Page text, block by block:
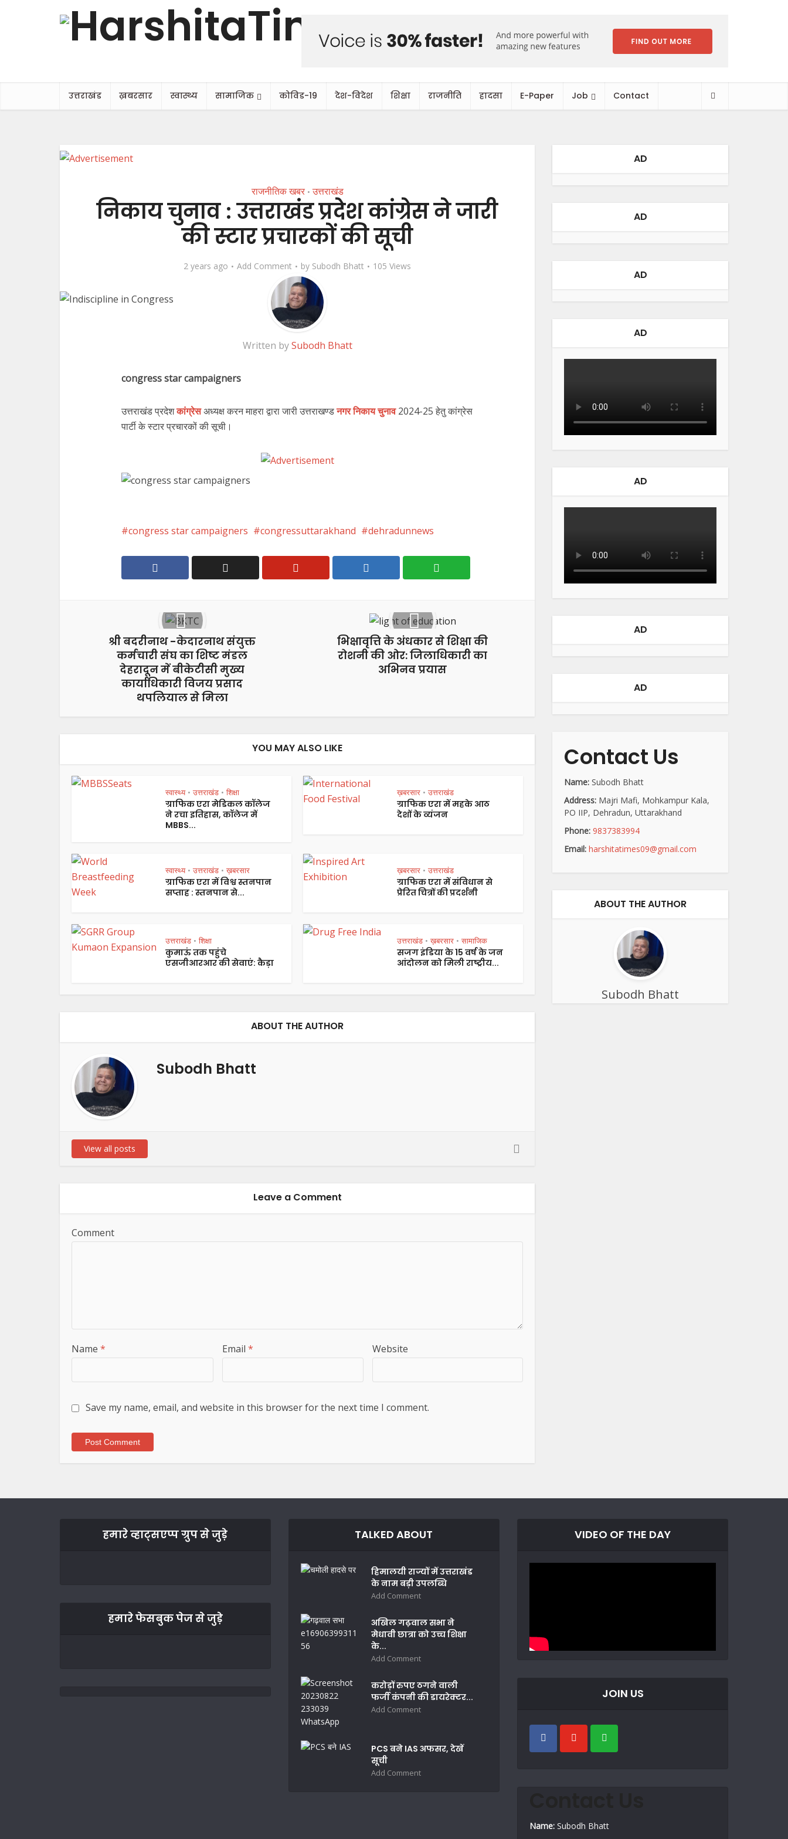
उत्तराखंड ख़बरसार स्वास्थ्य सामाजिक कोविड-19 देश-विदेश शिक्षा राजनीति हादसा E-Paper Job Contact
राजनीतिक खबर • उत्तराखंड
निकाय चुनाव : उत्तराखंड प्रदेश कांग्रेस ने जारी
की स्टार प्रचारकों की सूची
2 years ago Add Comment by Subodh Bhatt 105 Views
Written bySubodh Bhatt
congress star campaigners
उत्तराखंड प्रदेशकांग्रेसअध्यक्ष करन माहरा द्वारा जारी उत्तराखण्डनगर निकाय चुनाव2024-25 हेतु कांग्रेस
पार्टी के स्टार प्रचारकों की सूची।
congress star campaigners congressuttarakhand dehradunnews
श्री बदरीनाथ -केदारनाथ संयुक्त
कर्मचारी संघ का शिष्ट मंडल
देहरादून में बीकेटीसी मुख्य
कार्याधिकारी विजय प्रसाद
थपलियाल से मिला
भिक्षावृत्ति के अंधकार से शिक्षा की
रोशनी की ओर: जिलाधिकारी का
अभिनव प्रयास
YOU MAY ALSO LIKE
स्वास्थ्य • उत्तराखंड • शिक्षा
ग्राफिक एरा मेडिकल कॉलेज
ने रचा इतिहास, कॉलेज में
MBBS...
ख़बरसार • उत्तराखंड
ग्राफिक एरा में महके आठ
देशों के व्यंजन
स्वास्थ्य • उत्तराखंड • ख़बरसार
ग्राफिक एरा में विश्व स्तनपान
सप्ताह : स्तनपान से...
ख़बरसार • उत्तराखंड
ग्राफिक एरा में संविधान से
प्रेरित चित्रों की प्रदर्शनी
उत्तराखंड • शिक्षा
कुमाऊं तक पहुंचे
एसजीआरआर की सेवाएं: कैड़ा
उत्तराखंड • ख़बरसार • सामाजिक
सजग इंडिया के 15 वर्ष के जन
आंदोलन को मिली राष्ट्रीय...
ABOUT THE AUTHOR
Subodh Bhatt
View all posts
Leave a Comment
Comment
Name * Email * Website
Save my name, email, and website in this browser for the next time I comment.
AD
AD
AD
AD
AD
AD
AD
Contact Us
Name: Subodh Bhatt
Address: Majri Mafi, Mohkampur Kala,
PO IIP, Dehradun, Uttarakhand
Phone: 9837383994
Email: harshitatimes09@gmail.com
ABOUT THE AUTHOR
Subodh Bhatt
हमारे व्हाट्सएप्प ग्रुप से जुड़े
हमारे फेसबुक पेज से जुड़े
TALKED ABOUT
हिमालयी राज्यों में उत्तराखंड
के नाम बड़ी उपलब्धि
Add Comment
अखिल गढ़वाल सभा ने
मेधावी छात्रा को उच्च शिक्षा
के...
Add Comment
करोड़ों रुपए ठगने वाली
फर्जी कंपनी की डायरेक्टर...
Add Comment
PCS बने IAS अफसर, देखें
सूची
Add Comment
VIDEO OF THE DAY
JOIN US
Name: Subodh Bhatt